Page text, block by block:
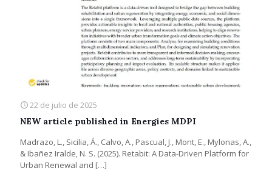
22 de julio de 2025
NEW article published in Energies MDPI
Madrazo, L., Sicilia, Á., Calvo, A., Pascual, J., Mont, E., Mylonas, A.,
& Ibañez Iralde, N. S. (2025). Retabit: A Data-Driven Platform for
Urban Renewal and […]